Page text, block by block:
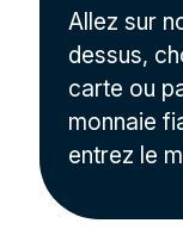
Allez sur
dessus,
carte ou
monnaie
entrez le